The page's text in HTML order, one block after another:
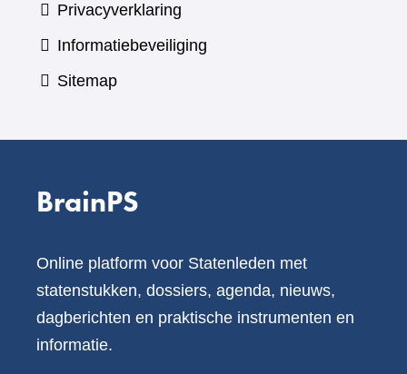
Privacyverklaring
Informatiebeveiliging
Sitemap
BrainPS
Online platform voor Statenleden met
statenstukken, dossiers, agenda, nieuws,
dagberichten en praktische instrumenten en
informatie.